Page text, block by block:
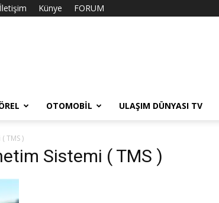
İletişim Künye FORUM
OTOMOBIL ULAŞIM DÜNYASI TV
TMS )
Sistemi ( TMS )